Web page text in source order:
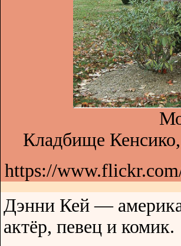
Кладбище
https://
Дэнни Кей —
актёр, певец и комик.